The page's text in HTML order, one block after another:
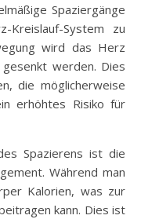
Spaziergänge
Kreislauf-System zu
wird das Herz
werden. Dies
die möglicherweise
erhöhtes Risiko für
Spazierens ist die
Während man
Kalorien, was zur
kann. Dies ist